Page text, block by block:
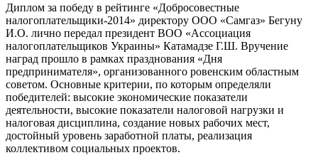
Диплом за победу в рейтинге «Добросовестные
налогоплательщики-2014» директору ООО «Самгаз» Бегуну
И.О. лично передал президент ВОО «Ассоциация
налогоплательщиков Украины» Катамадзе Г.Ш. Вручение
наград прошло в рамках празднования «Дня
предпринимателя», организованного ровенским областным
советом. Основные критерии, по которым определяли
победителей: высокие экономические показатели
деятельности, высокие показатели налоговой нагрузки и
налоговая дисциплина, создание новых рабочих мест,
достойный уровень заработной платы, реализация
коллективом социальных проектов.